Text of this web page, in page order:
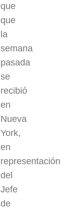
que
que
la
semana
pasada
se
recibió
en
Nueva
York,
en
representación
del
Jefe
de